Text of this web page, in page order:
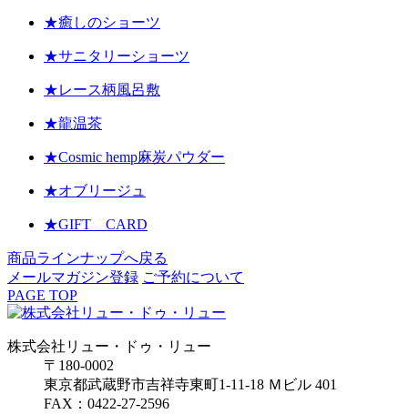
★癒しのショーツ
★サニタリーショーツ
★レース柄風呂敷
★龍温茶
★Cosmic hemp麻炭パウダー
★オブリージュ
★GIFT CARD
商品ラインナップへ戻る
メールマガジン登録 ご予約について
PAGE TOP
株式会社リュー・ドゥ・リュー
〒180-0002
東京都武蔵野市吉祥寺東町1-11-18 Ｍビル 401
FAX：0422-27-2596